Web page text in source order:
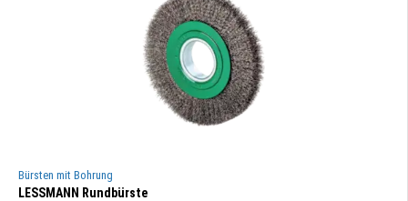
Bürsten mit Bohrung
LESSMANN Rundbürste